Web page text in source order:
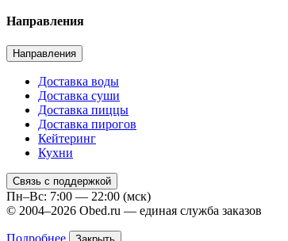
Направления
Направления
Доставка воды
Доставка суши
Доставка пиццы
Доставка пирогов
Кейтеринг
Кухни
Связь с поддержкой
Пн–Вс: 7:00 — 22:00 (мск)
© 2004–2026 Obed.ru — единая служба заказов